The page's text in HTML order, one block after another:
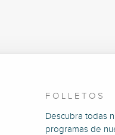
FOLLETOS
Descubra todas
programas de